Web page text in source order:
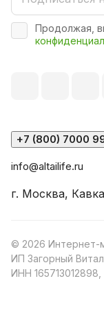
Продолжая,
+7 (800) 7000
info@altailife.ru
г. Москва,
© 2026 Интернет-
ИП Загорный
ИНН